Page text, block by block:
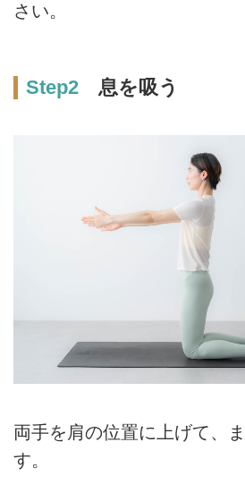
さい。
Step2息を吸う
両手を肩の位置に上げて、
す。